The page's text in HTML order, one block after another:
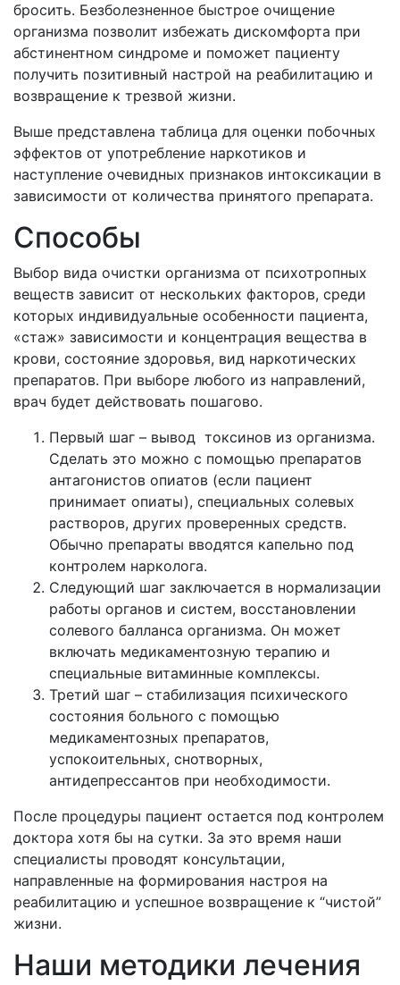
бросить. Безболезненное быстрое очищение
организма позволит избежать дискомфорта при
абстинентном синдроме и поможет пациенту
получить позитивный настрой на реабилитацию и
возвращение к трезвой жизни.
Выше представлена таблица для оценки побочных
эффектов от употребление наркотиков и
наступление очевидных признаков интоксикации в
зависимости от количества принятого препарата.
Способы
Выбор вида очистки организма от психотропных
веществ зависит от нескольких факторов, среди
которых индивидуальные особенности пациента,
«стаж» зависимости и концентрация вещества в
крови, состояние здоровья, вид наркотических
препаратов. При выборе любого из направлений,
врач будет действовать пошагово.
Первый шаг – вывод токсинов из организма.
Сделать это можно с помощью препаратов
антагонистов опиатов (если пациент
принимает опиаты), специальных солевых
растворов, других проверенных средств.
Обычно препараты вводятся капельно под
контролем нарколога.
Следующий шаг заключается в нормализации
работы органов и систем, восстановлении
солевого балланса организма. Он может
включать медикаментозную терапию и
специальные витаминные комплексы.
Третий шаг – стабилизация психического
состояния больного с помощью
медикаментозных препаратов,
успокоительных, снотворных,
антидепрессантов при необходимости.
После процедуры пациент остается под контролем
доктора хотя бы на сутки. За это время наши
специалисты проводят консультации,
направленные на формирования настроя на
реабилитацию и успешное возвращение к “чистой”
жизни.
Наши методики лечения